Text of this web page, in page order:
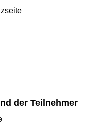
der Teilnehmer